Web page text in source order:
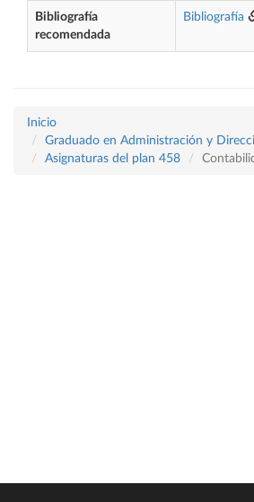
Bibliografía
recomendada
Bibliografía
Inicio
Graduado en Administración y
Asignaturas del plan 458